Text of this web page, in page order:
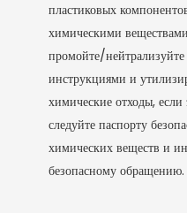
пластиковых
химическими
промойте/нейтрализуйте
инструкциями и
химические отходы, если
следуйте паспорту
химических веществ и
безопасному обращению.